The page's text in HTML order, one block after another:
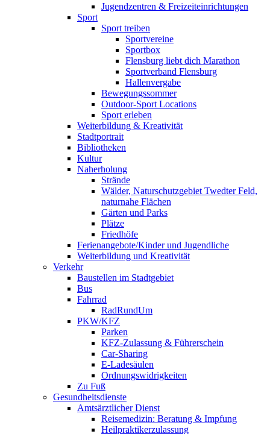
Jugendzentren & Freizeiteinrichtungen
Sport
Sport treiben
Sportvereine
Sportbox
Flensburg liebt dich Marathon
Sportverband Flensburg
Hallenvergabe
Bewegungssommer
Outdoor-Sport Locations
Sport erleben
Weiterbildung & Kreativität
Stadtportrait
Bibliotheken
Kultur
Naherholung
Strände
Wälder, Naturschutzgebiet Twedter Feld,
naturnahe Flächen
Gärten und Parks
Plätze
Friedhöfe
Ferienangebote/Kinder und Jugendliche
Weiterbildung und Kreativität
Verkehr
Baustellen im Stadtgebiet
Bus
Fahrrad
RadRundUm
PKW/KFZ
Parken
KFZ-Zulassung & Führerschein
Car-Sharing
E-Ladesäulen
Ordnungswidrigkeiten
Zu Fuß
Gesundheitsdienste
Amtsärztlicher Dienst
Reisemedizin: Beratung & Impfung
Heilpraktikerzulassung